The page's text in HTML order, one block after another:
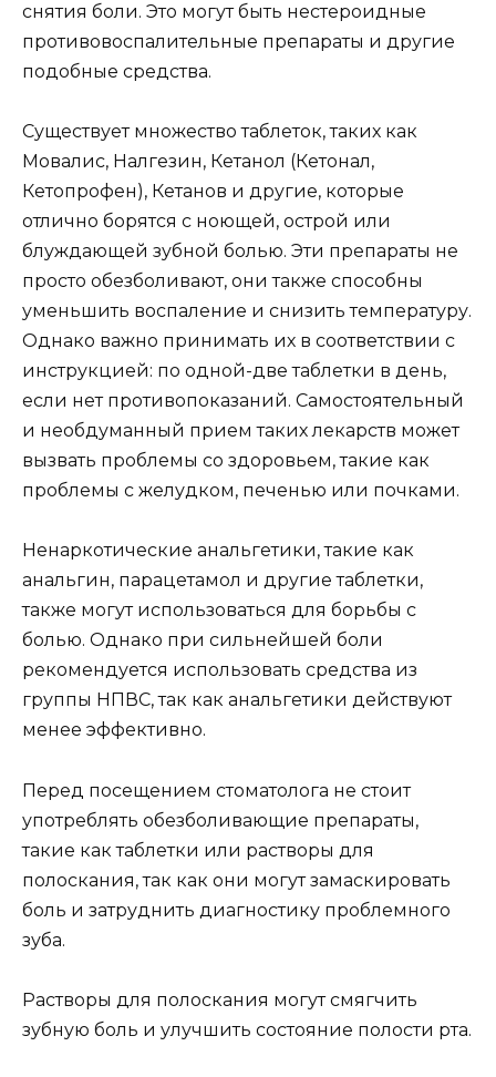
снятия боли. Это могут быть нестероидные
противовоспалительные препараты и другие
подобные средства.
Существует множество таблеток, таких как
Мовалис, Налгезин, Кетанол (Кетонал,
Кетопрофен), Кетанов и другие, которые
отлично борятся с ноющей, острой или
блуждающей зубной болью. Эти препараты не
просто обезболивают, они также способны
уменьшить воспаление и снизить температуру.
Однако важно принимать их в соответствии с
инструкцией: по одной-две таблетки в день,
если нет противопоказаний. Самостоятельный
и необдуманный прием таких лекарств может
вызвать проблемы со здоровьем, такие как
проблемы с желудком, печенью или почками.
Ненаркотические анальгетики, такие как
анальгин, парацетамол и другие таблетки,
также могут использоваться для борьбы с
болью. Однако при сильнейшей боли
рекомендуется использовать средства из
группы НПВС, так как анальгетики действуют
менее эффективно.
Перед посещением стоматолога не стоит
употреблять обезболивающие препараты,
такие как таблетки или растворы для
полоскания, так как они могут замаскировать
боль и затруднить диагностику проблемного
зуба.
Растворы для полоскания могут смягчить
зубную боль и улучшить состояние полости рта.